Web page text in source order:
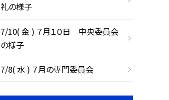
礼の様子
7/10( 金 ) ７月１０日 中央委員会
の様子
7/8( 水 ) ７月の専門委員会